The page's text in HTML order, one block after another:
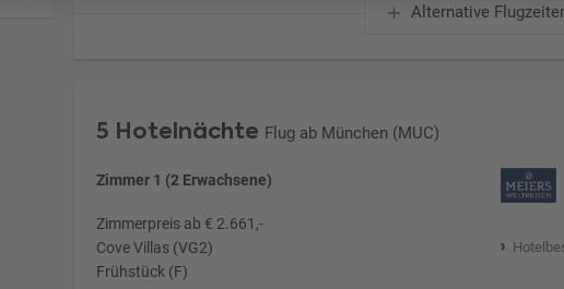
Alternative
5 Hotelnächte Flug ab München (MUC)
Zimmer 1 (2 Erwachsene)
Zimmerpreis ab € 2.661,-
Cove Villas (VG2)
Frühstück (F)